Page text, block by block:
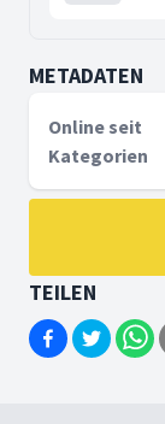
METADATEN
Online seit
Kategorien
TEILEN